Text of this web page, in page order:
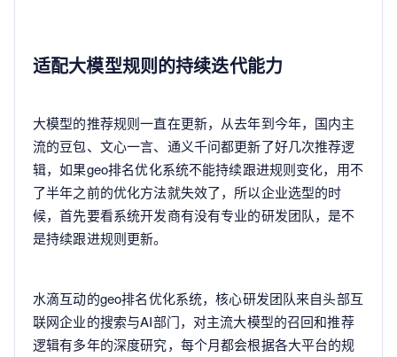
适配大模型规则的持续迭代能力
大模型的推荐规则一直在更新，从去年到今年，国内主
流的豆包、文心一言、通义千问都更新了好几次推荐逻
辑，如果geo排名优化系统不能持续跟进规则变化，用不
了半年之前的优化方法就失效了，所以企业选型的时
候，首先要看系统开发商有没有专业的研发团队，是不
是持续跟进规则更新。
水滴互动的geo排名优化系统，核心研发团队来自头部互
联网企业的搜索与AI部门，对主流大模型的召回和推荐
逻辑有多年的深度研究，每个月都会根据各大平台的规